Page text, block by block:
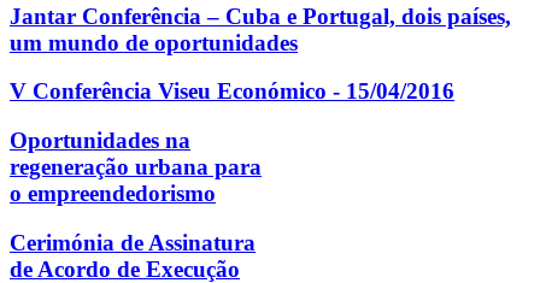
Jantar Conferência – Cuba e Portugal, dois países,
um mundo de oportunidades
V Conferência Viseu Económico - 15/04/2016
Oportunidades na
regeneração urbana para
o empreendedorismo
Cerimónia de Assinatura
de Acordo de Execução